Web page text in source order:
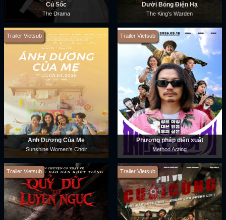
Cú Sốc
The Drama
Dưới Bóng Điện Hạ
The King's Warden
Trailer Vietsub
Ánh Dương Của Mẹ
Sunshine Women's Choir
Trailer Vietsub
Phương pháp diễn xuất
Method Acting
Trailer Vietsub Trailer Vietsub